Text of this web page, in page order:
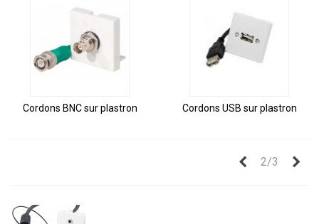
Cordons BNC sur plastron Cordons USB sur plastron
Précédent
2/3